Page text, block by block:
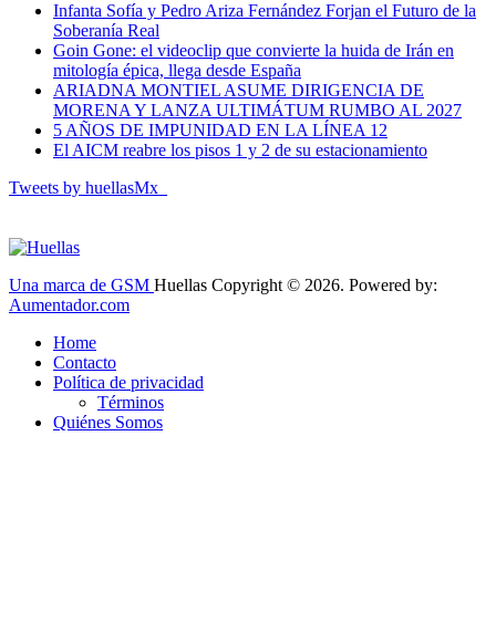
Infanta Sofía y Pedro Ariza Fernández Forjan el Futuro de la
Soberanía Real
Goin Gone: el videoclip que convierte la huida de Irán en
mitología épica, llega desde España
ARIADNA MONTIEL ASUME DIRIGENCIA DE
MORENA Y LANZA ULTIMÁTUM RUMBO AL 2027
5 AÑOS DE IMPUNIDAD EN LA LÍNEA 12
El AICM reabre los pisos 1 y 2 de su estacionamiento
Tweets by huellasMx_
Una marca de GSM Huellas Copyright © 2026. Powered by:
Aumentador.com
Home
Contacto
Política de privacidad
Términos
Quiénes Somos